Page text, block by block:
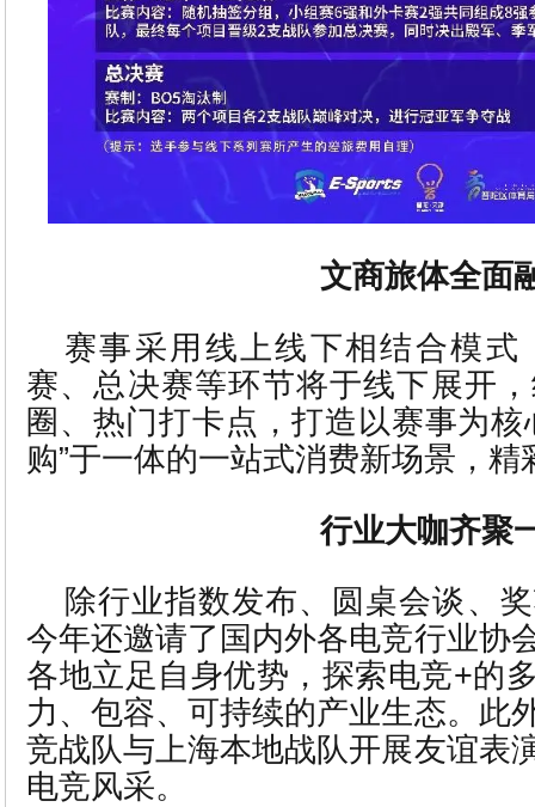
文商旅体全面
赛事采用线上线下相结合模式
赛、总决赛等环节将于线下展开
圈、热门打卡点，打造以赛事为核
购”于一体的一站式消费新场景，
行业大咖齐聚
除行业指数发布、圆桌会谈、
今年还邀请了国内外各电竞行业协
各地立足自身优势，探索电竞+的
力、包容、可持续的产业生态。此
竞战队与上海本地战队开展友谊表
电竞风采。